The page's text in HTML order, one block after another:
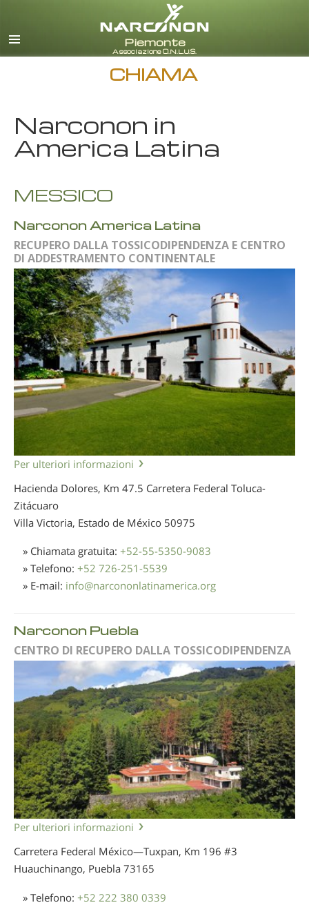
italiano
CHIAMA
Narconon in
America Latina
MESSICO
Narconon America Latina
RECUPERO DALLA TOSSICODIPENDENZA E CENTRO
DI ADDESTRAMENTO CONTINENTALE
Per ulteriori informazioni
Hacienda Dolores, Km 47.5 Carretera Federal Toluca-
Zitácuaro
Villa Victoria, Estado de México 50975
» Chiamata gratuita: +52-55-5350-9083
» Telefono: +52 726-251-5539
» E-mail: info@narcononlatinamerica.org
Narconon Puebla
CENTRO DI RECUPERO DALLA TOSSICODIPENDENZA
Per ulteriori informazioni
Carretera Federal México—Tuxpan, Km 196 #3
Huauchinango, Puebla 73165
» Telefono: +52 222 380 0339